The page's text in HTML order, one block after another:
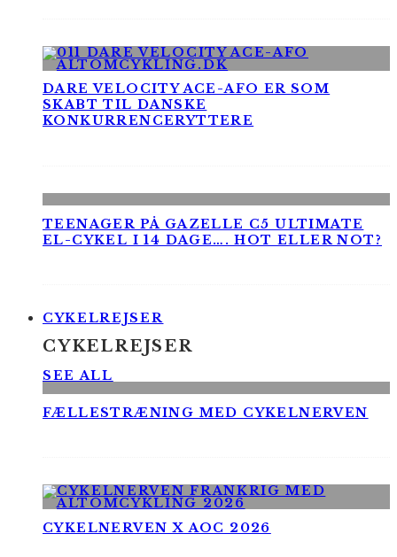
DARE VELOCITY ACE-AFO ER SOM
SKABT TIL DANSKE
KONKURRENCERYTTERE
TEENAGER PÅ GAZELLE C5 ULTIMATE
EL-CYKEL I 14 DAGE…. HOT ELLER NOT?
CYKELREJSER
CYKELREJSER
SEE ALL
FÆLLESTRÆNING MED CYKELNERVEN
CYKELNERVEN X AOC 2026